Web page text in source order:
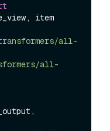
item
all-
all-